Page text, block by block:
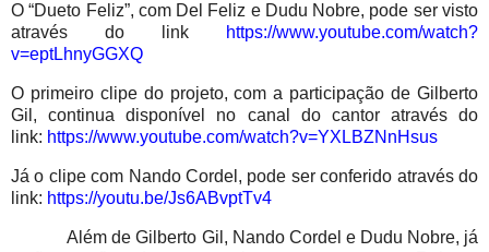
O “Dueto Feliz”, com Del Feliz e Dudu Nobre, pode ser visto
através do link
https://www.youtube.com/watch?
v=eptLhnyGGXQ
O primeiro clipe do projeto, com a participação de Gilberto
Gil, continua disponível no canal do cantor através do
link: https://www.youtube.com/watch?v=YXLBZNnHsus
Já o clipe com Nando Cordel, pode ser conferido através do
link: https://youtu.be/Js6ABvptTv4
Além de Gilberto Gil, Nando Cordel e Dudu Nobre, já